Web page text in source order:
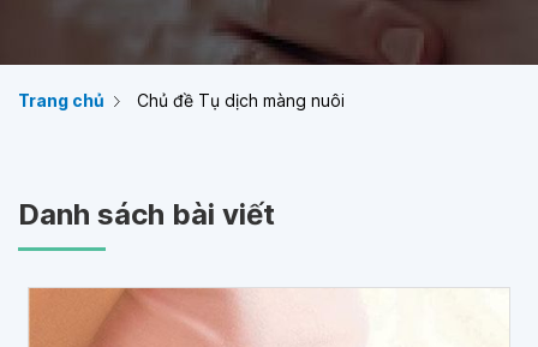
Trang chủ Chủ đề Tụ dịch màng nuôi
Danh sách bài viết